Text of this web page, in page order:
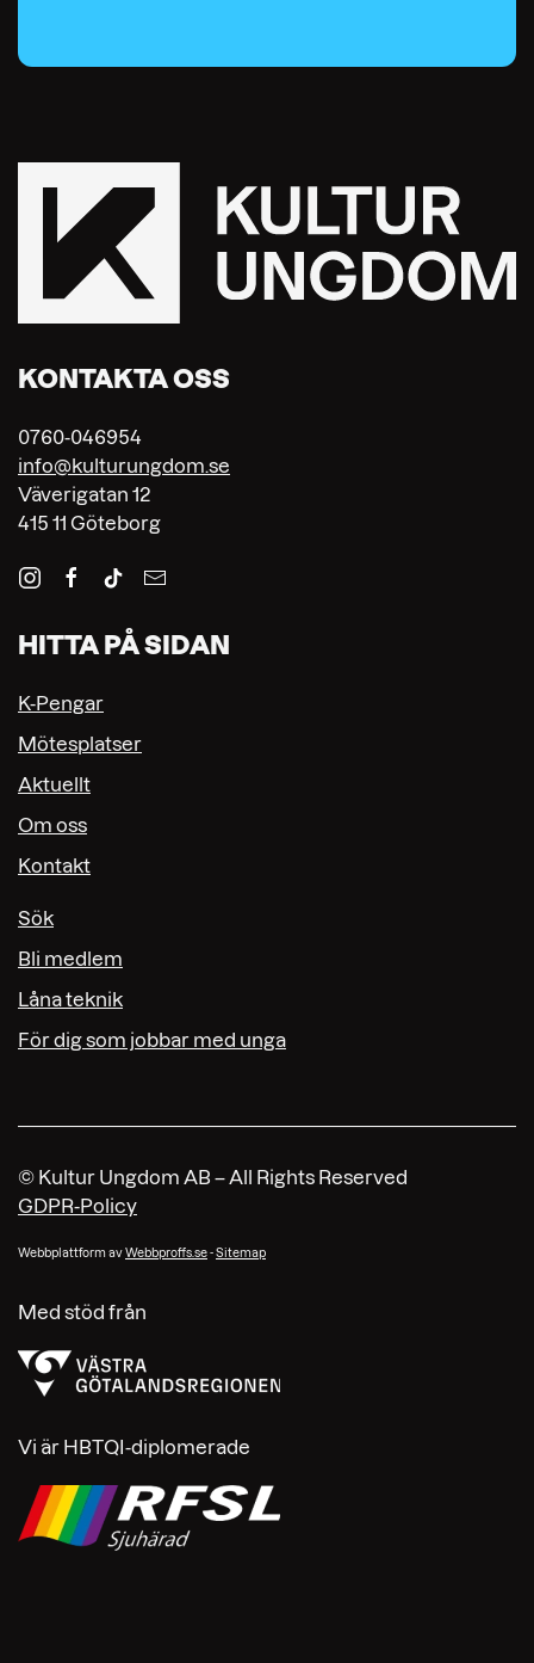
KONTAKTA OSS
0760-046954
info@kulturungdom.se
Väverigatan 12
415 11 Göteborg
HITTA PÅ SIDAN
K-Pengar
Mötesplatser
Aktuellt
Om oss
Kontakt
Sök
Bli medlem
Låna teknik
För dig som jobbar med unga
© Kultur Ungdom AB – All Rights Reserved
GDPR-Policy
Webbplattform avWebbproffs.se-Sitemap
Med stöd från
Vi är HBTQI-diplomerade